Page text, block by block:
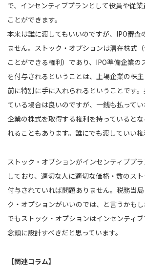
で、インセンティブプランとして役員や従
ことができます。
本来は誰に渡してもいいのですが、IPO審査
ません。ストック・オプションは潜在株式
ことができる権利）であり、IPO準備企業の
を付与されるということは、上場企業の株
前に特別に手に入れられるということです
ている場合は良いのですが、一銭も払って
企業の株式を取得する権利を持っていると
れることもあります。誰にでも渡していい権
ストック・オプションがインセンティブプ
しており、適切な人に適切な価格・数のス
付与されていれば問題ありません。税務当
ク・オプションがいいのでは、と言うかも
でもストック・オプションはインセンティ
念頭に設計すべきだと思っています。
【関連コラム】